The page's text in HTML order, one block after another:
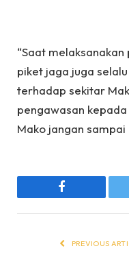
“Saat
piket jaga juga
terhadap sekitar
pengawasan
Mako jangan sampai
Facebook
PREVIOUS